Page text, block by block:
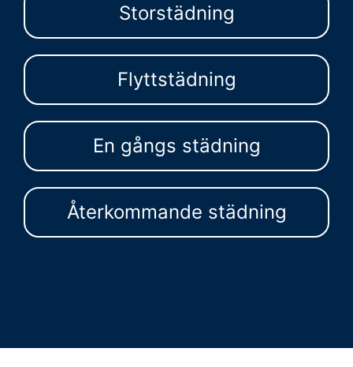
Storstädning
Flyttstädning
En gångs städning
Återkommande städning